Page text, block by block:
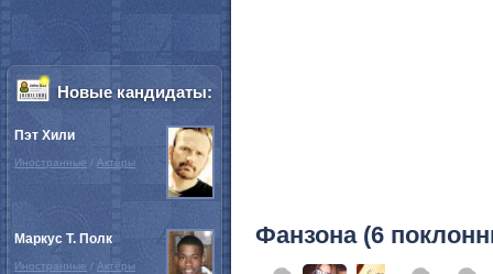
Фанзона (6
Новые кандидаты:
Пэт Хили
Иностранные / Актёры
Маркус Т. Полк
Иностранные / Актёры